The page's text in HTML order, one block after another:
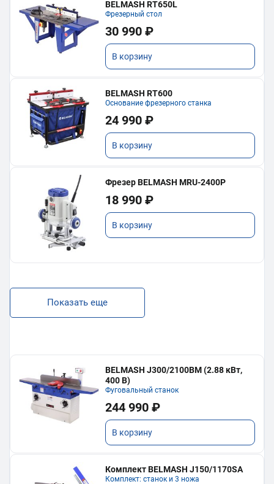
BELMASH RT650L
Фрезерный стол
30 990 ₽
В корзину
BELMASH RT600
Основание фрезерного станка
24 990 ₽
В корзину
Фрезер BELMASH MRU-2400P
18 990 ₽
В корзину
Показать еще
BELMASH J300/2100ВМ (2.88 кВт,
400 В)
Фуговальный станок
244 990 ₽
В корзину
Комплект BELMASH J150/1170SA
Комплект: станок и 3 ножа